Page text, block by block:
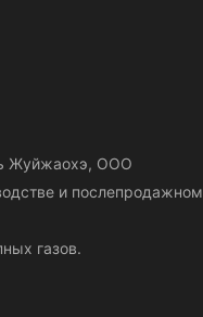
Жуйжаохэ, ООО
и послепродажном
газов.